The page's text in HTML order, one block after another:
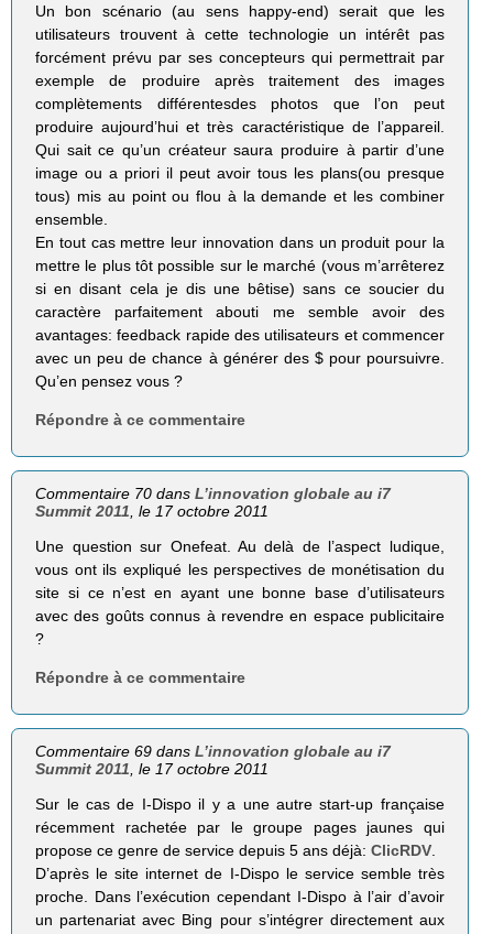
Un bon scénario (au sens happy-end) serait que les
utilisateurs trouvent à cette technologie un intérêt pas
forcément prévu par ses concepteurs qui permettrait par
exemple de produire après traitement des images
complètements différentesdes photos que l’on peut
produire aujourd’hui et très caractéristique de l’appareil.
Qui sait ce qu’un créateur saura produire à partir d’une
image ou a priori il peut avoir tous les plans(ou presque
tous) mis au point ou flou à la demande et les combiner
ensemble.
En tout cas mettre leur innovation dans un produit pour la
mettre le plus tôt possible sur le marché (vous m’arrêterez
si en disant cela je dis une bêtise) sans ce soucier du
caractère parfaitement abouti me semble avoir des
avantages: feedback rapide des utilisateurs et commencer
avec un peu de chance à générer des $ pour poursuivre.
Qu’en pensez vous ?
Répondre à ce commentaire
Commentaire 70 dansL’innovation globale au i7
Summit 2011 , le 17 octobre 2011
Une question sur Onefeat. Au delà de l’aspect ludique,
vous ont ils expliqué les perspectives de monétisation du
site si ce n’est en ayant une bonne base d’utilisateurs
avec des goûts connus à revendre en espace publicitaire
?
Répondre à ce commentaire
Commentaire 69 dansL’innovation globale au i7
Summit 2011, le 17 octobre 2011
Sur le cas de I-Dispo il y a une autre start-up française
récemment rachetée par le groupe pages jaunes qui
propose ce genre de service depuis 5 ans déjà:ClicRDV.
D’après le site internet de I-Dispo le service semble très
proche. Dans l’exécution cependant I-Dispo à l’air d’avoir
un partenariat avec Bing pour s’intégrer directement aux